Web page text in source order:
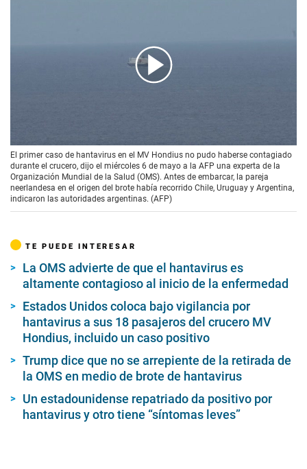
El primer caso de hantavirus en el MV Hondius no pudo haberse contagiado
durante el crucero, dijo el miércoles 6 de mayo a la AFP una experta de la
Organización Mundial de la Salud (OMS). Antes de embarcar, la pareja
neerlandesa en el origen del brote había recorrido Chile, Uruguay y Argentina,
indicaron las autoridades argentinas. (AFP)
TE PUEDE INTERESAR
La OMS advierte de que el hantavirus es
altamente contagioso al inicio de la enfermedad
Estados Unidos coloca bajo vigilancia por
hantavirus a sus 18 pasajeros del crucero MV
Hondius, incluido un caso positivo
Trump dice que no se arrepiente de la retirada de
la OMS en medio de brote de hantavirus
Un estadounidense repatriado da positivo por
hantavirus y otro tiene “síntomas leves”